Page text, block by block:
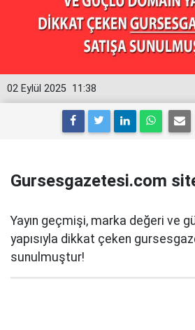
11:38
02 Eylül 2025
Gursesgazetesi.com
Yayın geçmişi, marka değeri ve
yapısıyla dikkat çeken
sunulmuştur!